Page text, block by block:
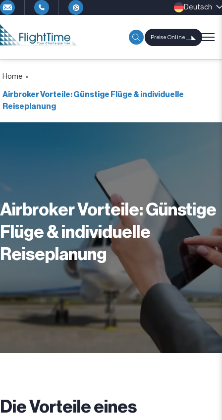
Deutsch
Preise Online
Home »
Airbroker Vorteile: Günstige Flüge & individuelle
Reiseplanung
Airbroker Vorteile: Günstige
Flüge & individuelle
Reiseplanung
Die Vorteile eines